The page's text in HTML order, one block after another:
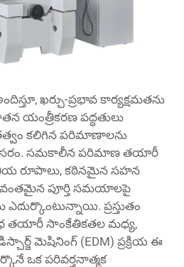
ఖర్చు-ప్రభావ కార్యక్షమతను
యంత్రీకరణ పద్ధతులు
కలిగిన పరిమాణాలను
సమకాలీన పరిమాణ తయారీ
రూపాలు, కఠినమైన సహన
పూర్తి సమయాలపై
ప్రస్తుతం
తయారీ సాంకేతికతల మధ్య,
మెషినింగ్ (EDM) ప్రక్రియ ఈ
ఒక పరివర్తనాత్మక